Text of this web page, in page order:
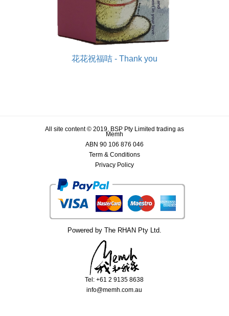
花花祝福咭 - Thank you
All site content © 2019, BSP Pty Limited trading as
Memh
ABN 90 106 876 046
Term & Conditions
Privacy Policy
Powered by The RHAN Pty Ltd.
Tel: +61 2 9135 8638
info@memh.com.au